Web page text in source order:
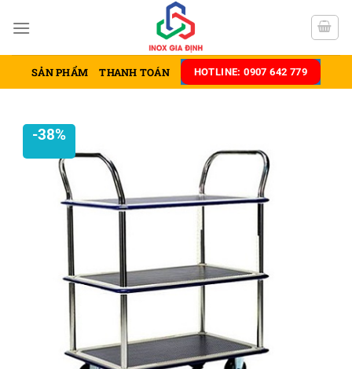
đến
SẢN PHẨM THANH TOÁN HOTLINE: 0907 642 779
-38%